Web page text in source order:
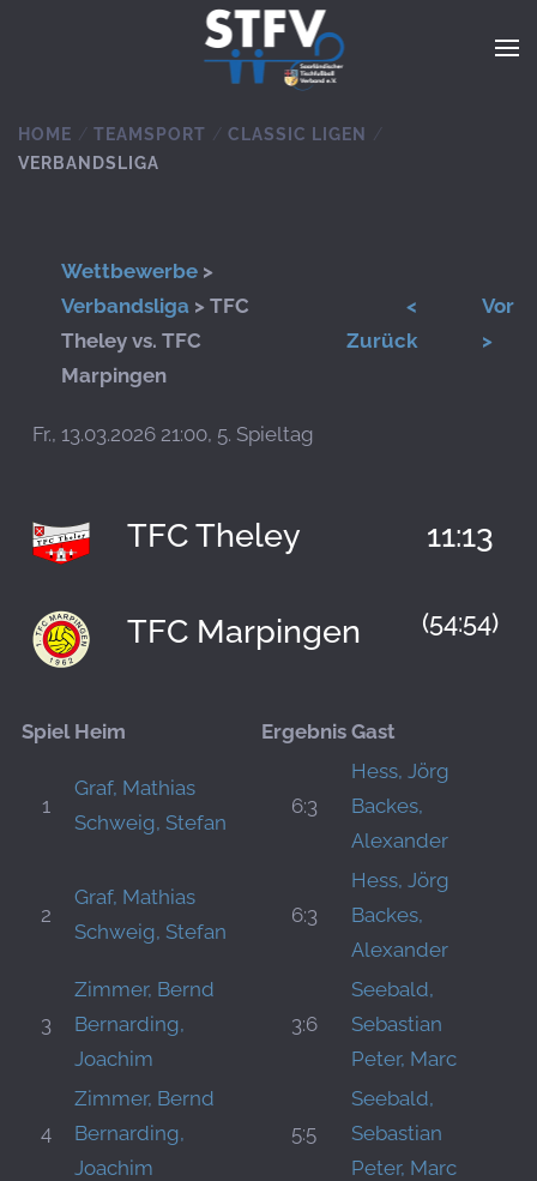
Zum Hauptinhalt springen
HOME TEAMSPORT
CLASSIC LIGEN
VERBANDSLIGA
Wettbewerbe >
Verbandsliga > TFC
Theley vs. TFC
Marpingen
<
Zurück
Vor
>
Fr., 13.03.2026 21:00, 5. Spieltag
TFC Theley 11:13
(54:54)
TFC Marpingen
Spiel Heim Ergebnis Gast
1
Graf, Mathias
Schweig, Stefan
6:3
Hess, Jörg
Backes,
Alexander
2
Graf, Mathias
Schweig, Stefan
6:3
Hess, Jörg
Backes,
Alexander
3
Zimmer, Bernd
Bernarding,
Joachim
3:6
Seebald,
Sebastian
Peter, Marc
4
Zimmer, Bernd
Bernarding,
Joachim
5:5
Seebald,
Sebastian
Peter, Marc